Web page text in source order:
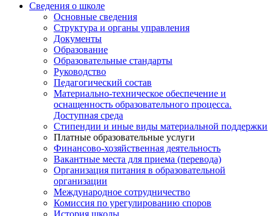
Сведения о школе
Основные сведения
Структура и органы управления
Документы
Образование
Образовательные стандарты
Руководство
Педагогический состав
Материально-техническое обеспечение и
оснащенность образовательного процесса.
Доступная среда
Стипендии и иные виды материальной поддержки
Платные образовательные услуги
Финансово-хозяйственная деятельность
Вакантные места для приема (перевода)
Организация питания в образовательной
организации
Международное сотрудничество
Комиссия по урегулированию споров
История школы